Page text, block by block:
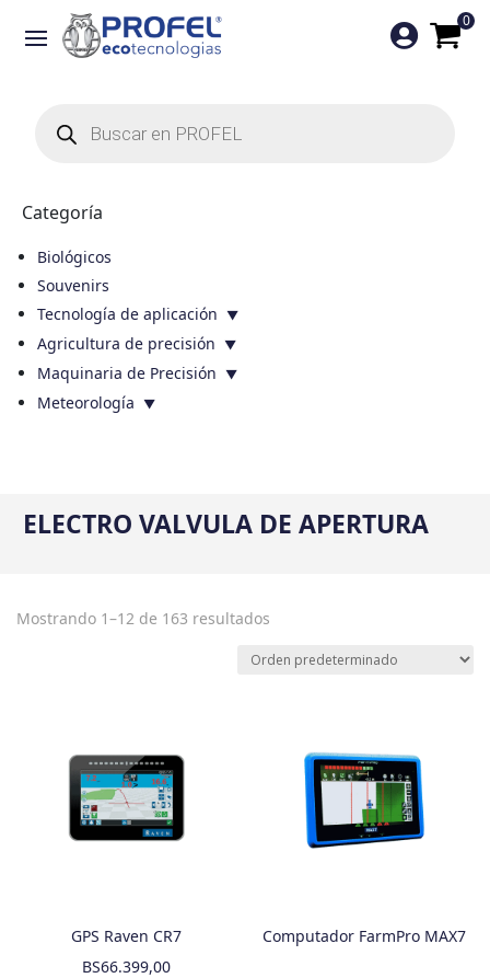
productos
0

Categoría
Biológicos
Souvenirs
Tecnología de aplicación
Agricultura de precisión
Maquinaria de Precisión
Meteorología
ELECTRO VALVULA DE APERTURA
Mostrando 1–12 de 163 resultados
GPS Raven CR7
BS66.399,00
Computador FarmPro MAX7